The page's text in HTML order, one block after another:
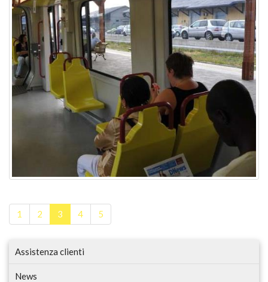
1 2 3 4 5
Assistenza clienti
News